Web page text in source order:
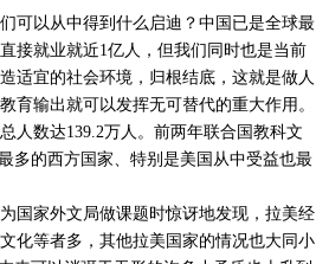
以从中得到什么启迪？中国已是全球最
接就业就近1亿人，但我们同时也是当前
适宜的社会环境，归根结底，这就是做人
育输出就可以发挥无可替代的重大作用。
数达139.2万人。前两年联合国教科文
多的西方国家、特别是美国从中受益也最
家外文局做课题时惊讶地发现，拉美经
化等者多，其他拉美国家的情况也大同小